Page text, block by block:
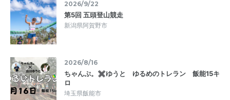
2026/9/22
第5回 五頭登山競走
新潟県阿賀野市
2026/8/16
ちゃんぷ。✖ゆうと ゆるめのトレラン 飯能15キ
ロ
埼玉県飯能市